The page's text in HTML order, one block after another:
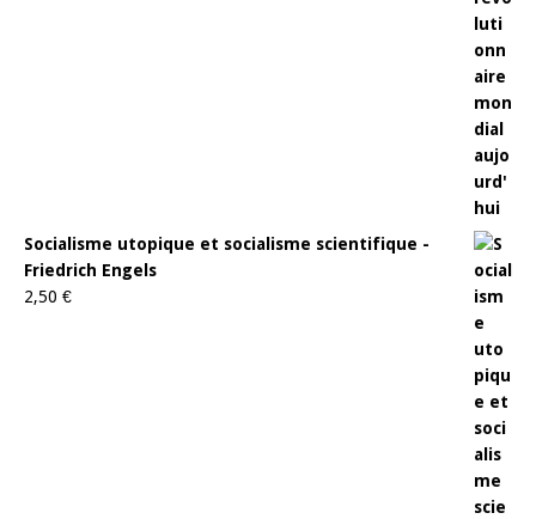
Socialisme utopique et socialisme scientifique -
Friedrich Engels
2,50 €